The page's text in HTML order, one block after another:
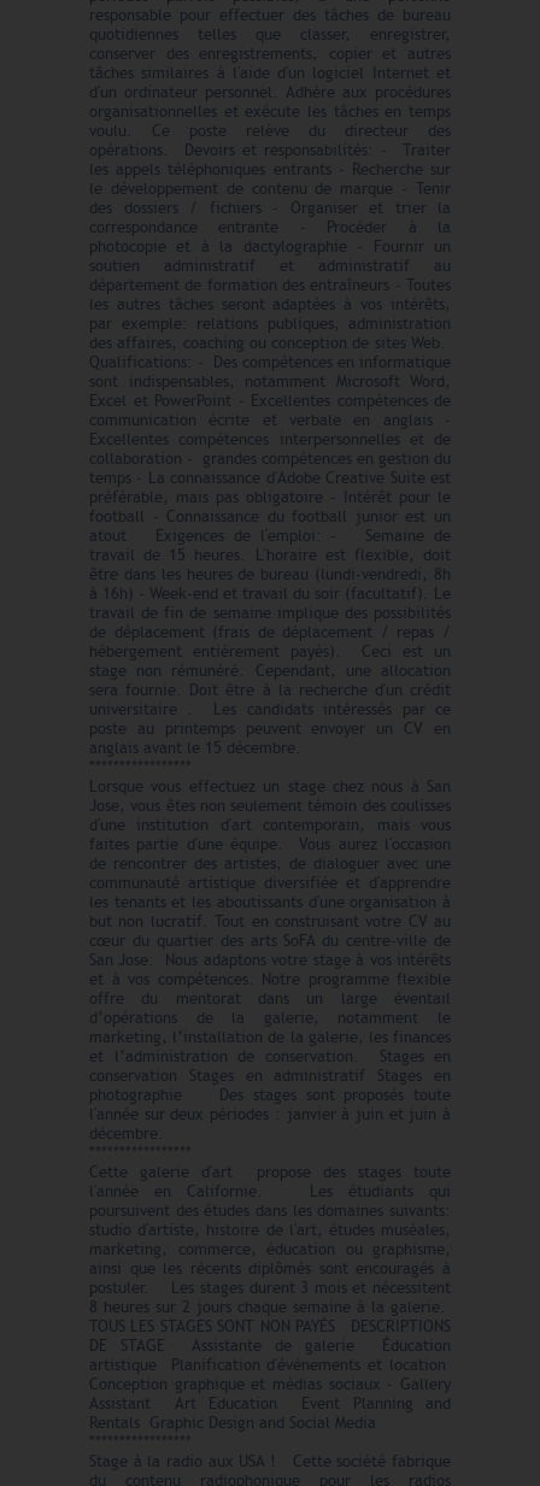
responsable pour effectuer des tâches de bureau
quotidiennes telles que classer, enregistrer,
conserver des enregistrements, copier et autres
tâches similaires à l'aide d'un logiciel Internet et
d'un ordinateur personnel. Adhère aux procédures
organisationnelles et exécute les tâches en temps
voulu. Ce poste relève du directeur des
opérations. Devoirs et responsabilités: - Traiter
les appels téléphoniques entrants - Recherche sur
le développement de contenu de marque - Tenir
des dossiers / fichiers - Organiser et trier la
correspondance entrante - Procéder à la
photocopie et à la dactylographie - Fournir un
soutien administratif et administratif au
département de formation des entraîneurs - Toutes
les autres tâches seront adaptées à vos intérêts,
par exemple: relations publiques, administration
des affaires, coaching ou conception de sites Web.
Qualifications: - Des compétences en informatique
sont indispensables, notamment Microsoft Word,
Excel et PowerPoint - Excellentes compétences de
communication écrite et verbale en anglais -
Excellentes compétences interpersonnelles et de
collaboration - grandes compétences en gestion du
temps - La connaissance d'Adobe Creative Suite est
préférable, mais pas obligatoire - Intérêt pour le
football - Connaissance du football junior est un
atout Exigences de l'emploi: - Semaine de
travail de 15 heures. L'horaire est flexible, doit
être dans les heures de bureau (lundi-vendredi, 8h
à 16h) - Week-end et travail du soir (facultatif). Le
travail de fin de semaine implique des possibilités
de déplacement (frais de déplacement / repas /
hébergement entièrement payés). Ceci est un
stage non rémunéré. Cependant, une allocation
sera fournie. Doit être à la recherche d'un crédit
universitaire . Les candidats intéressés par ce
poste au printemps peuvent envoyer un CV en
anglais avant le 15 décembre.
*****************
Lorsque vous effectuez un stage chez nous à San
Jose, vous êtes non seulement témoin des coulisses
d'une institution d'art contemporain, mais vous
faites partie d'une équipe. Vous aurez l'occasion
de rencontrer des artistes, de dialoguer avec une
communauté artistique diversifiée et d'apprendre
les tenants et les aboutissants d'une organisation à
but non lucratif. Tout en construisant votre CV au
cœur du quartier des arts SoFA du centre-ville de
San Jose. Nous adaptons votre stage à vos intérêts
et à vos compétences. Notre programme flexible
offre du mentorat dans un large éventail
d’opérations de la galerie, notamment le
marketing, l’installation de la galerie, les finances
et l’administration de conservation. Stages en
conservation Stages en administratif Stages en
photographie Des stages sont proposés toute
l'année sur deux périodes : janvier à juin et juin à
décembre.
*****************
Cette galerie d'art propose des stages toute
l'année en Californie. Les étudiants qui
poursuivent des études dans les domaines suivants:
studio d'artiste, histoire de l'art, études muséales,
marketing, commerce, éducation ou graphisme,
ainsi que les récents diplômés sont encouragés à
postuler. Les stages durent 3 mois et nécessitent
8 heures sur 2 jours chaque semaine à la galerie.
TOUS LES STAGES SONT NON PAYÉS DESCRIPTIONS
DE STAGE Assistante de galerie Éducation
artistique Planification d'événements et location
Conception graphique et médias sociaux - Gallery
Assistant Art Education Event Planning and
Rentals Graphic Design and Social Media
*****************
Stage à la radio aux USA ! Cette société fabrique
du contenu radiophonique pour les radios